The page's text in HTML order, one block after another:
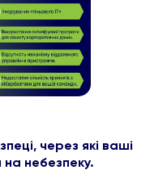
через які ваші
небезпеку.